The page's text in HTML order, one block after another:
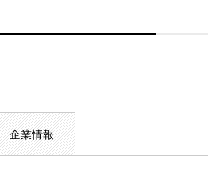
企業情報